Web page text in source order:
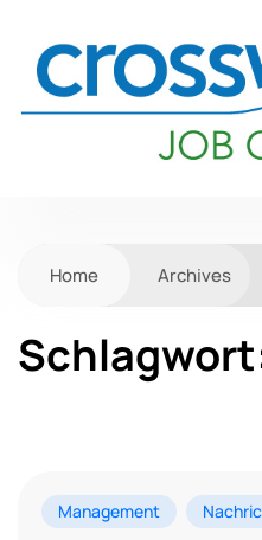
Home Archives
Management